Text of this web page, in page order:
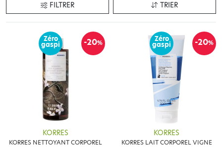
FILTRER TRIER
-20%
Zéro
gaspi
KORRES
KORRES NETTOYANT CORPOREL
-20%
Zéro
gaspi
KORRES
KORRES LAIT CORPOREL VIGNE